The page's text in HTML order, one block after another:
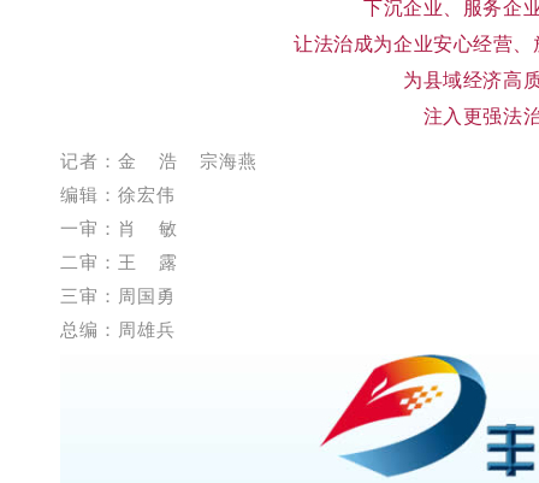
下沉企业、服务企
让法治成为企业安心经营
为县域经济高
注入更强法
记者：金 浩 宗海燕
编辑：徐宏伟
一审： 肖 敏
二审：王 露
三审：周国勇
总编：周雄兵